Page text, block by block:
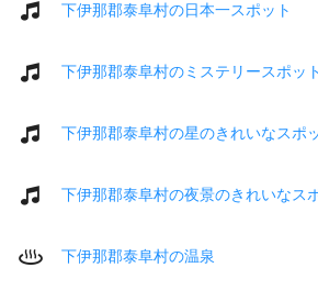
下伊那郡泰阜村の日本一スポット
下伊那郡泰阜村のミステリースポット
下伊那郡泰阜村の星のきれいなスポ
下伊那郡泰阜村の夜景のきれいなス
下伊那郡泰阜村の温泉